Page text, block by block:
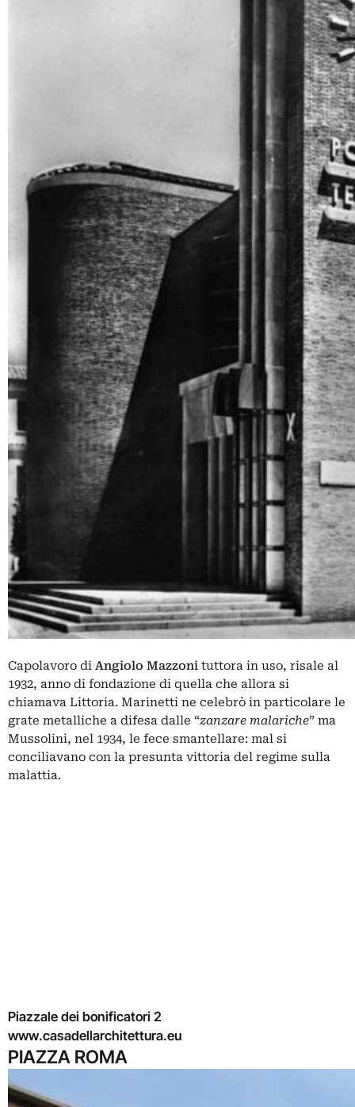
Capolavoro di Angiolo Mazzoni tuttora in uso, risale al
1932, anno di fondazione di quella che allora si
chiamava Littoria. Marinetti ne celebrò in particolare le
grate metalliche a difesa dalle “zanzare malariche” ma
Mussolini, nel 1934, le fece smantellare: mal si
conciliavano con la presunta vittoria del regime sulla
malattia.
Piazzale dei bonificatori 2
www.casadellarchitettura.eu
PIAZZA ROMA